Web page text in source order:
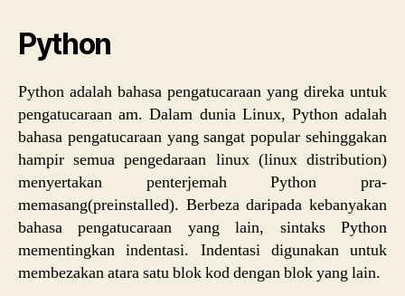
Python
Python adalah bahasa pengatucaraan yang direka untuk
pengatucaraan am. Dalam dunia Linux, Python adalah
bahasa pengatucaraan yang sangat popular sehinggakan
hampir semua pengedaraan linux (linux distribution)
menyertakan penterjemah Python pra-
memasang(preinstalled). Berbeza daripada kebanyakan
bahasa pengatucaraan yang lain, sintaks Python
mementingkan indentasi. Indentasi digunakan untuk
membezakan atara satu blok kod dengan blok yang lain.